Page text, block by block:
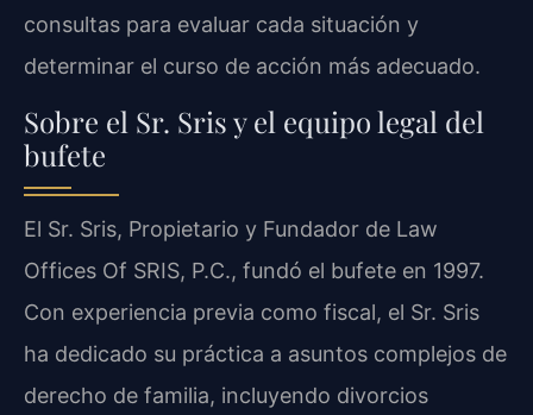
consultas para evaluar cada situación y
determinar el curso de acción más adecuado.
Sobre el Sr. Sris y el equipo legal del
bufete
El Sr. Sris, Propietario y Fundador de Law
Offices Of SRIS, P.C., fundó el bufete en 1997.
Con experiencia previa como fiscal, el Sr. Sris
ha dedicado su práctica a asuntos complejos de
derecho de familia, incluyendo divorcios